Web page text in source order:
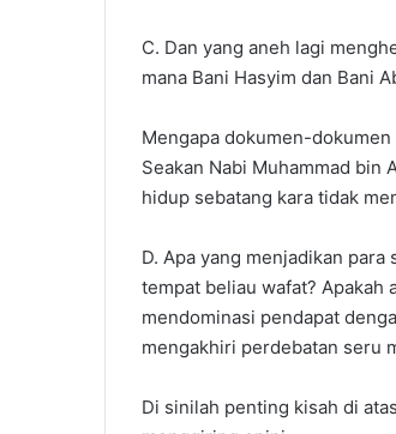
C. Dan yang aneh lagi
mana Bani Hasyim dan Bani
Mengapa dokumen-
Seakan Nabi Muhammad bin
hidup sebatang kara tidak
D. Apa yang menjadikan
tempat beliau wafat? Apakah
mendominasi pendapat
mengakhiri perdebatan seru
Di sinilah penting kisah di